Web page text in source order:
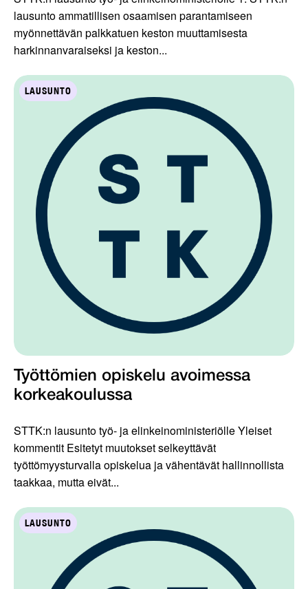
lausunto ammatillisen osaamisen parantamiseen
myönnettävän palkkatuen keston muuttamisesta
harkinnanvaraiseksi ja keston...
LAUSUNTO
Työttömien opiskelu avoimessa
korkeakoulussa
STTK:n lausunto työ- ja elinkeinoministeriölle Yleiset
kommentit Esitetyt muutokset selkeyttävät
työttömyysturvalla opiskelua ja vähentävät hallinnollista
taakkaa, mutta eivät...
LAUSUNTO